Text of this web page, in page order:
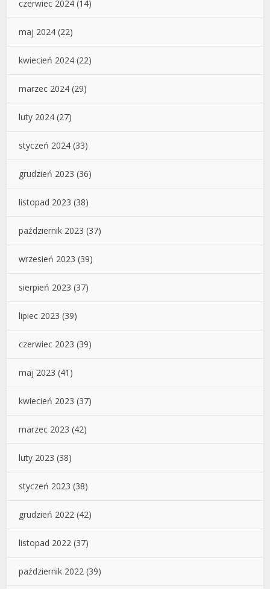
czerwiec 2024 (14)
maj 2024 (22)
kwiecień 2024 (22)
marzec 2024 (29)
luty 2024 (27)
styczeń 2024 (33)
grudzień 2023 (36)
listopad 2023 (38)
październik 2023 (37)
wrzesień 2023 (39)
sierpień 2023 (37)
lipiec 2023 (39)
czerwiec 2023 (39)
maj 2023 (41)
kwiecień 2023 (37)
marzec 2023 (42)
luty 2023 (38)
styczeń 2023 (38)
grudzień 2022 (42)
listopad 2022 (37)
październik 2022 (39)